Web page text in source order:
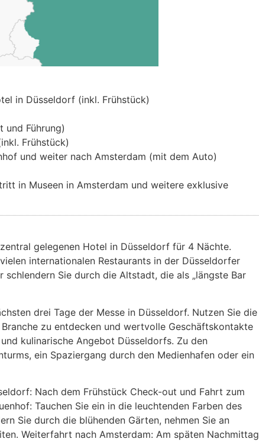
in Düsseldorf (inkl. Frühstück)
und Führung)
Frühstück)
und weiter nach Amsterdam (mit dem Auto)
in Museen in Amsterdam und weitere exklusive
gelegenen Hotel in Düsseldorf für 4 Nächte.
internationalen Restaurants in der Düsseldorfer
Sie durch die Altstadt, die als „längste Bar
drei Tage der Messe in Düsseldorf. Nutzen Sie die
zu entdecken und wertvolle Geschäftskontakte
kulinarische Angebot Düsseldorfs. Zu den
ein Spaziergang durch den Medienhafen oder ein
Nach dem Frühstück Check-out und Fahrt zum
Tauchen Sie ein in die leuchtenden Farben des
Sie durch die blühenden Gärten, nehmen Sie an
Weiterfahrt nach Amsterdam: Am späten Nachmittag